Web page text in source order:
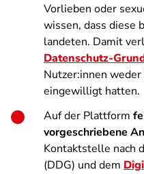
Vorlieben oder
wissen, dass diese
landeten. Damit
Datenschutz-
Nutzer:innen
eingewilligt hatten.
Auf der Plattform
vorgeschriebene
Kontaktstelle nach
(DDG) und dem